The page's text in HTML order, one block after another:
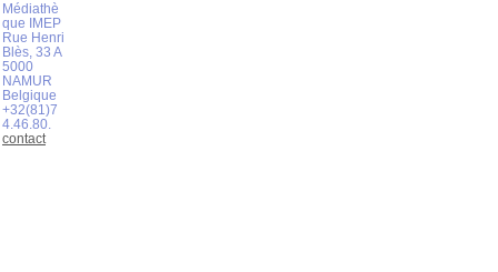
Médiathè
que IMEP
Rue Henri
Blès, 33 A
5000
NAMUR
Belgique
+32(81)7
4.46.80.
contact